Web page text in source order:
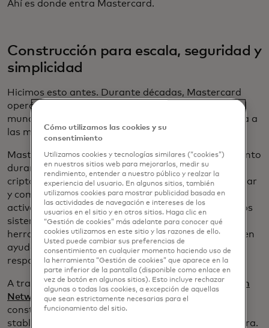
Ahí es donde entra Mastercard.
Construcción para escala, seguridad y
simplicidad
Hicimos esto antes. Durante décadas, Mastercard
operó una de las redes de pagos más confiables del
mundo. Estuvimos aplicando esa misma experiencia a
las monedas digitales durante casi una década.
Mastercard se estuvo preparando para este momento
durante años. Trabajamos en los ecosistemas de
criptomonedas y finanzas tradicionales para explorar
y comprender cómo las monedas estables y otros
activos digitales pueden complementar y mejorar los
sistemas de pago existentes. Invertimos en las
herramientas, asociaciones y estándares que pueden
ayudar a las stablecoins a escalar de manera
responsable.
A través de soluciones comoMastercard Multi-Token
Networky Mastercard Crypto Credential
construyendo la red de cumplimiento que las
stablecoins necesitan para escalar de manera segura.
Cómo utilizamos las cookies y su
consentimiento
Utilizamos cookies y tecnologías similares (“cookies”)
en nuestros sitios web para mejorarlos, medir su
rendimiento, entender a nuestro público y realzar la
experiencia del usuario. En algunos sitios, también
utilizamos cookies para mostrar publicidad basada en
las actividades de navegación e intereses de los
usuarios en el sitio y en otros sitios. Haga clic en
“Gestión de cookies” más adelante para conocer qué
cookies utilizamos en este sitio y las razones de ello.
Usted puede cambiar sus preferencias de
consentimiento en cualquier momento haciendo uso de
la herramienta “Gestión de cookies” que aparece en la
parte inferior de la pantalla (disponible como enlace en
vez de botón en algunos sitios). Esto incluye rechazar
algunas o todas las cookies, a excepción de aquellas
que sean estrictamente necesarias para el
funcionamiento del sitio.